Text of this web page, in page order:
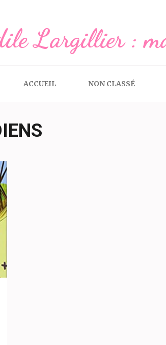
Largillier :
ACCUEIL NON CLASSÉ